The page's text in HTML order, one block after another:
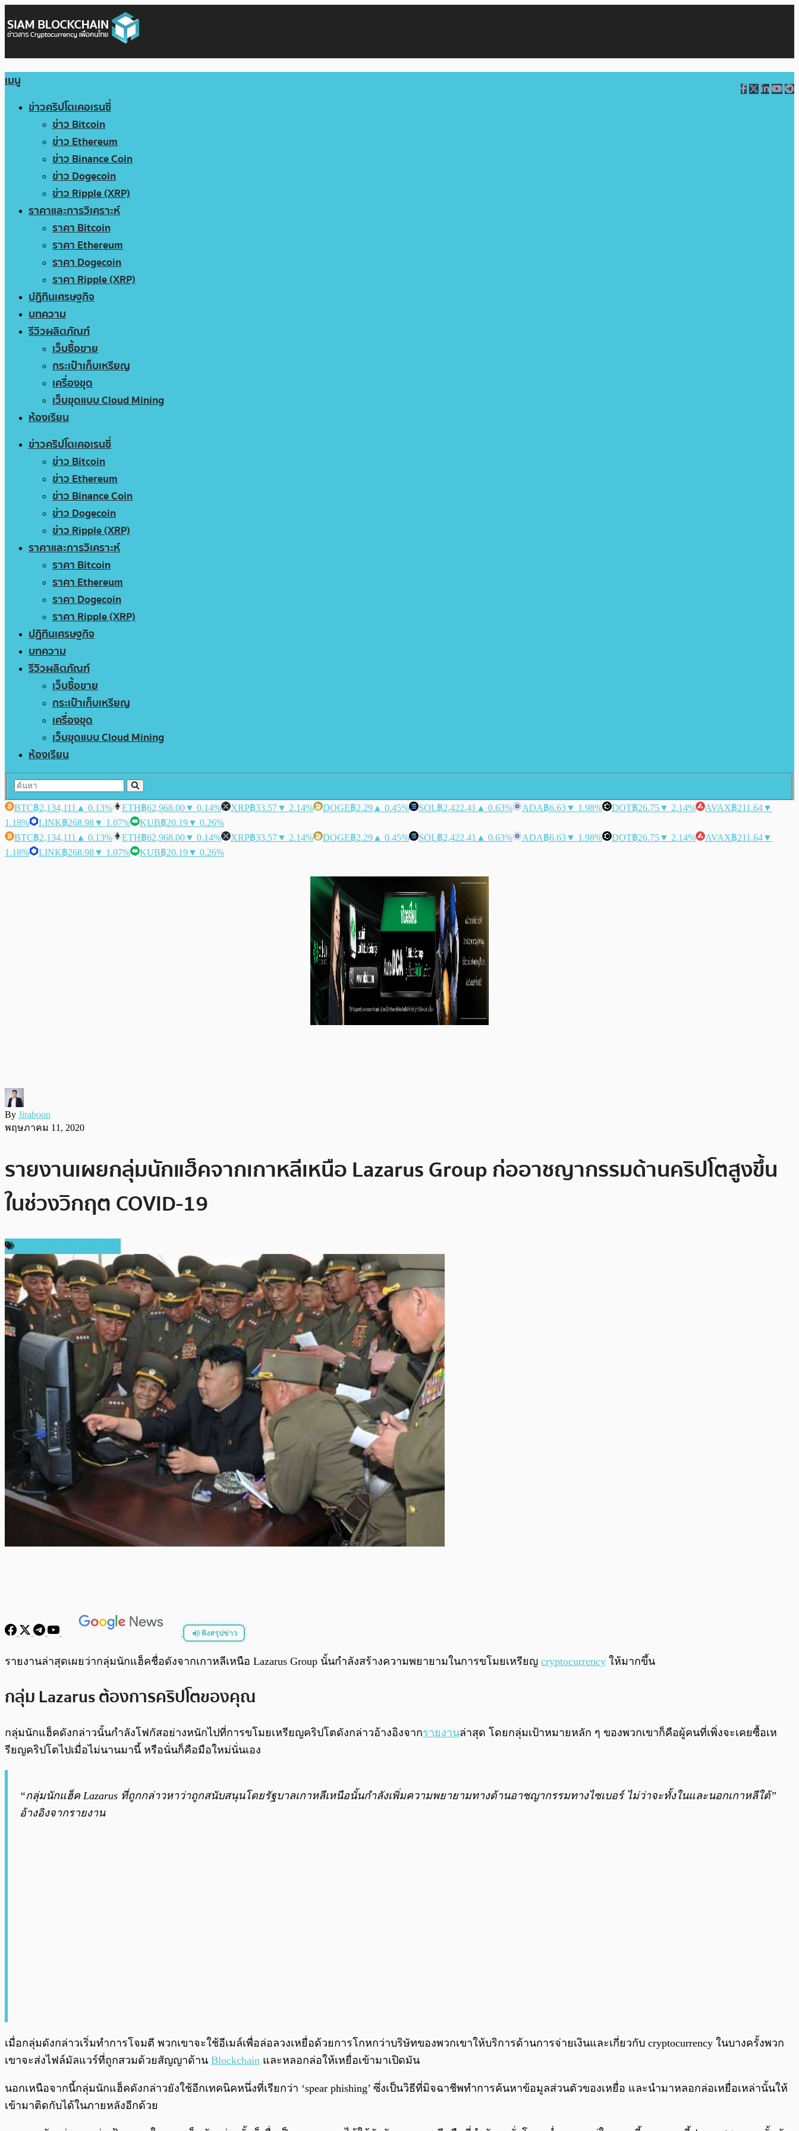
เมนู
ข่าวคริปโตเคอเรนซี่
ข่าว Bitcoin
ข่าว Ethereum
ข่าว Binance Coin
ข่าว Dogecoin
ข่าว Ripple (XRP)
ราคาและการวิเคราะห์
ราคา Bitcoin
ราคา Ethereum
ราคา Dogecoin
ราคา Ripple (XRP)
ปฏิทินเศรษฐกิจ
บทความ
รีวิวผลิตภัณฑ์
เว็บซื้อขาย
กระเป๋าเก็บเหรียญ
เครื่องขุด
เว็บขุดแบบ Cloud Mining
ห้องเรียน
ข่าวคริปโตเคอเรนซี่
ข่าว Bitcoin
ข่าว Ethereum
ข่าว Binance Coin
ข่าว Dogecoin
ข่าว Ripple (XRP)
ราคาและการวิเคราะห์
ราคา Bitcoin
ราคา Ethereum
ราคา Dogecoin
ราคา Ripple (XRP)
ปฏิทินเศรษฐกิจ
บทความ
รีวิวผลิตภัณฑ์
เว็บซื้อขาย
กระเป๋าเก็บเหรียญ
เครื่องขุด
เว็บขุดแบบ Cloud Mining
ห้องเรียน
BTC฿2,134,111 ▲ 0.13% ETH฿62,968.00▼ 0.14% XRP฿33.57▼ 2.14% DOGE฿2.29 ▲ 0.45% SOL฿2,422.41 ▲ 0.63% ADA฿6.63▼ 1.98% DOT฿26.75▼ 2.14% AVAX฿211.64▼
1.18%
LINK฿268.98▼ 1.07% KUB฿20.19▼ 0.26%
BTC฿2,134,111 ▲ 0.13% ETH฿62,968.00▼ 0.14% XRP฿33.57▼ 2.14% DOGE฿2.29 ▲ 0.45% SOL฿2,422.41 ▲ 0.63% ADA฿6.63▼ 1.98% DOT฿26.75▼ 2.14% AVAX฿211.64▼
1.18%
LINK฿268.98▼ 1.07% KUB฿20.19▼ 0.26%
By Jiraboon
พฤษภาคม 11, 2020
รายงานเผยกลุ่มนักแฮ็คจากเกาหลีเหนือ Lazarus Group ก่ออาชญากรรมด้านคริปโตสูงขึ้น
ในช่วงวิกฤต COVID-19
ฟังสรุปข่าว
พร้อมเล่น
รายงานล่าสุดเผยว่ากลุ่มนักแฮ็คชื่อดังจากเกาหลีเหนือ Lazarus Group นั้นกำลังสร้างความพยายามในการขโมยเหรียญ cryptocurrency ให้มากขึ้น
กลุ่ม Lazarus ต้องการคริปโตของคุณ
กลุ่มนักแฮ็คดังกล่าวนั้นกำลังโฟกัสอย่างหนักไปที่การขโมยเหรียญคริปโตดังกล่าวอ้างอิงจากรายงานล่าสุด โดยกลุ่มเป้าหมายหลัก ๆ ของพวกเขาก็คือผู้คนที่เพิ่งจะเคยซื้อเห
รียญคริปโตไปเมื่อไม่นานมานี้ หรือนั่นก็คือมือใหม่นั่นเอง
“กลุ่มนักแฮ็ค Lazarus ที่ถูกกล่าวหาว่าถูกสนับสนุนโดยรัฐบาลเกาหลีเหนือนั้นกำลังเพิ่มความพยายามทางด้านอาชญากรรมทางไซเบอร์ ไม่ว่าจะทั้งในและนอกเกาหลีใต้”
อ้างอิงจากรายงาน
เมื่อกลุ่มดังกล่าวเริ่มทำการโจมตี พวกเขาจะใช้อีเมล์เพื่อล่อลวงเหยื่อด้วยการโกหกว่าบริษัทของพวกเขาให้บริการด้านการจ่ายเงินและเกี่ยวกับ cryptocurrency ในบางครั้งพวก
เขาจะส่งไฟล์มัลแวร์ที่ถูกสวมด้วยสัญญาด้าน Blockchain และหลอกล่อให้เหยื่อเข้ามาเปิดมัน
นอกเหนือจากนี้กลุ่มนักแฮ็คดังกล่าวยังใช้อีกเทคนิคหนึ่งที่เรียกว่า ‘spear phishing’ ซึ่งเป็นวิธีที่มิจฉาชีพทำการค้นหาข้อมูลส่วนตัวของเหยื่อ และนำมาหลอกล่อเหยื่อเหล่านั้นให้
เข้ามาติดกับได้ในภายหลังอีกด้วย